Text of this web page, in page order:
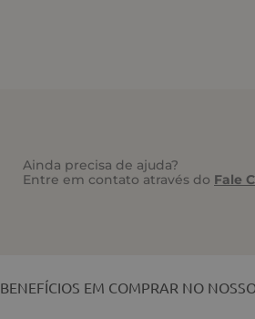
Ainda precisa de ajuda?
Entre em contato através do Fale
BENEFÍCIOS EM COMPRAR NO